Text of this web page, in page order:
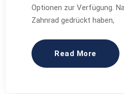
Optionen zur Verfügung.
Zahnrad gedrückt haben,
Read More